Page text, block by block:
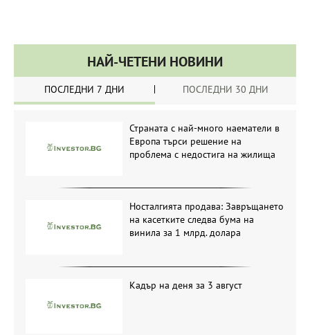
НАЙ-ЧЕТЕНИ НОВИНИ
ПОСЛЕДНИ 7 ДНИ ПОСЛЕДНИ 30 ДНИ
Страната с най-много наематели в
Европа търси решение на
проблема с недостига на жилища
Носталгията продава: Завръщането
на касетките следва бума на
винила за 1 млрд. долара
Кадър на деня за 3 август